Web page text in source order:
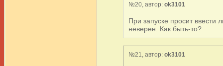
№20, автор: ok3101
При запуске просит ввести
неверен. Как быть-то?
№21, автор: ok3101